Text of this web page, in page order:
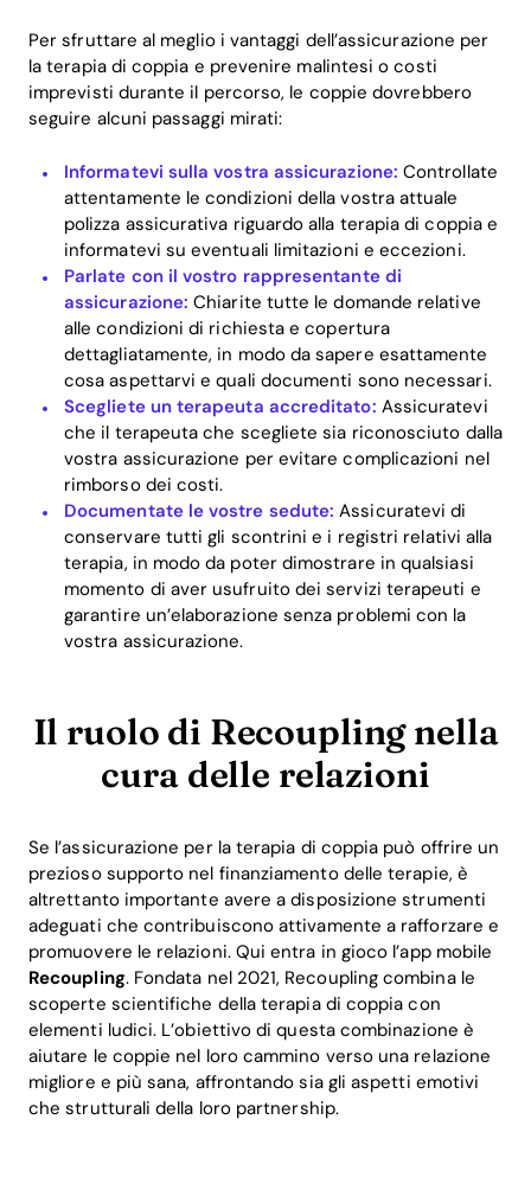
Per sfruttare al meglio i vantaggi dell’assicurazione per
la terapia di coppia e prevenire malintesi o costi
imprevisti durante il percorso, le coppie dovrebbero
seguire alcuni passaggi mirati:
Informatevi sulla vostra assicurazione: Controllate
attentamente le condizioni della vostra attuale
polizza assicurativa riguardo alla terapia di coppia e
informatevi su eventuali limitazioni e eccezioni.
Parlate con il vostro rappresentante di
assicurazione: Chiarite tutte le domande relative
alle condizioni di richiesta e copertura
dettagliatamente, in modo da sapere esattamente
cosa aspettarvi e quali documenti sono necessari.
Scegliete un terapeuta accreditato: Assicuratevi
che il terapeuta che scegliete sia riconosciuto dalla
vostra assicurazione per evitare complicazioni nel
rimborso dei costi.
Documentate le vostre sedute: Assicuratevi di
conservare tutti gli scontrini e i registri relativi alla
terapia, in modo da poter dimostrare in qualsiasi
momento di aver usufruito dei servizi terapeuti e
garantire un’elaborazione senza problemi con la
vostra assicurazione.
Il ruolo di Recoupling nella
cura delle relazioni
Se l’assicurazione per la terapia di coppia può offrire un
prezioso supporto nel finanziamento delle terapie, è
altrettanto importante avere a disposizione strumenti
adeguati che contribuiscono attivamente a rafforzare e
promuovere le relazioni. Qui entra in gioco l’app mobile
Recoupling. Fondata nel 2021, Recoupling combina le
scoperte scientifiche della terapia di coppia con
elementi ludici. L’obiettivo di questa combinazione è
aiutare le coppie nel loro cammino verso una relazione
migliore e più sana, affrontando sia gli aspetti emotivi
che strutturali della loro partnership.